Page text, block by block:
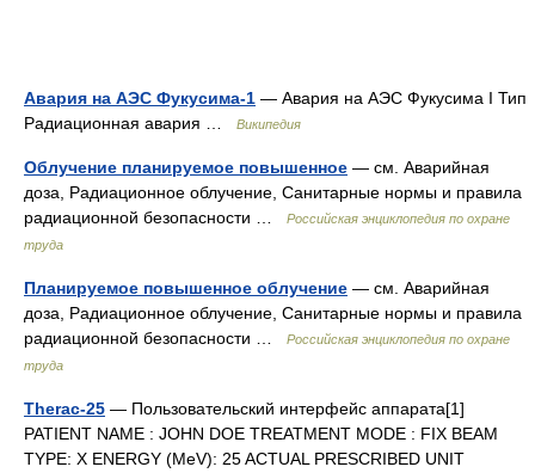
Авария на АЭС Фукусима-1 — Авария на АЭС Фукусима I Тип
Радиационная авария …
Википедия
Облучение планируемое повышенное — см. Аварийная
доза, Радиационное облучение, Санитарные нормы и правила
радиационной безопасности …
Российская энциклопедия по охране
труда
Планируемое повышенное облучение — см. Аварийная
доза, Радиационное облучение, Санитарные нормы и правила
радиационной безопасности …
Российская энциклопедия по охране
труда
Therac-25 — Пользовательский интерфейс аппарата[1]
PATIENT NAME : JOHN DOE TREATMENT MODE : FIX BEAM
TYPE: X ENERGY (MeV): 25 ACTUAL PRESCRIBED UNIT